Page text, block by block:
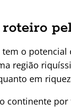
o
região
em
continente